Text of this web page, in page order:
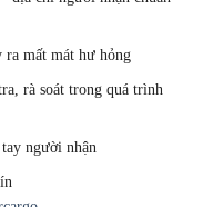
ra mất mát hư hỏng
rà soát trong quá trình
người nhận